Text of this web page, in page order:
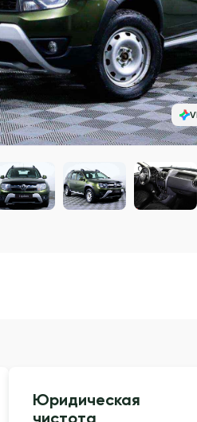
Юридическая
чистота